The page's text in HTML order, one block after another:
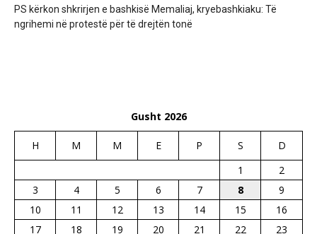
PS kërkon shkrirjen e bashkisë Memaliaj, kryebashkiaku: Të
ngrihemi në protestë për të drejtën tonë
Gusht 2026
H M M E P S
D
1
2
3
4 5 6 7 8
9
10
11 12 13 14 15
16
17
18 19 20 21 22
23